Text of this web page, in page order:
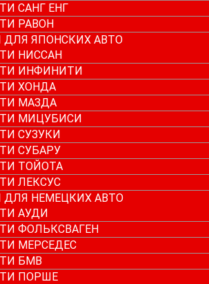
САНГ ЕНГ
РАВОН
ДЛЯ ЯПОНСКИХ АВТО
НИССАН
ИНФИНИТИ
ХОНДА
МАЗДА
МИЦУБИСИ
СУЗУКИ
СУБАРУ
ТОЙОТА
ЛЕКСУС
ДЛЯ НЕМЕЦКИХ АВТО
АУДИ
ФОЛЬКСВАГЕН
МЕРСЕДЕС
БМВ
ПОРШЕ